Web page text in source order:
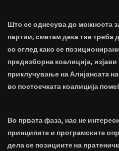
Што се однесува до можноста
партии, сметам дека тие
со оглед како се
предизборна коалиција,
приклучување на Алијансата
во постоечката коалиција
Во првата фаза, нас не
принципите и програмските
дела се позициите на